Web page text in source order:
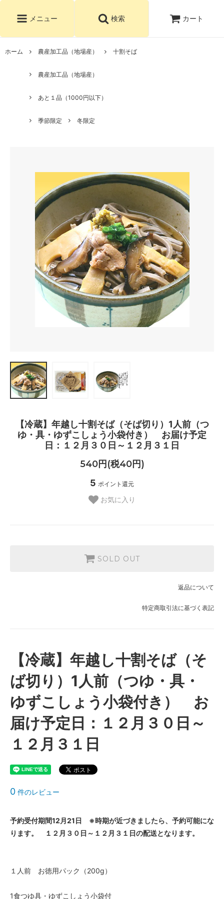
メニュー 検索 カート
ホーム 農産加工品（地場産） 十割そば
農産加工品（地場産）
あと１品（1000円以下）
季節限定 冬限定
【冷蔵】年越し十割そば（そば切り）1人前（つ
ゆ・具・ゆずこしょう小袋付き） お届け予定
日：１２月３０日～１２月３１日
540円(税40円)
5 ポイント還元
お気に入り
SOLD OUT
返品について
特定商取引法に基づく表記
【冷蔵】年越し十割そば（そ
ば切り）1人前（つゆ・具・
ゆずこしょう小袋付き） お
届け予定日：１２月３０日～
１２月３１日
0 件のレビュー
予約受付期間12月21日 ※時期が近づきましたら、予約可能にな
ります。 １２月３０日～１２月３１日の配送となります。
１人前 お徳用パック（200g）
1食つゆ具・ゆずこしょう小袋付